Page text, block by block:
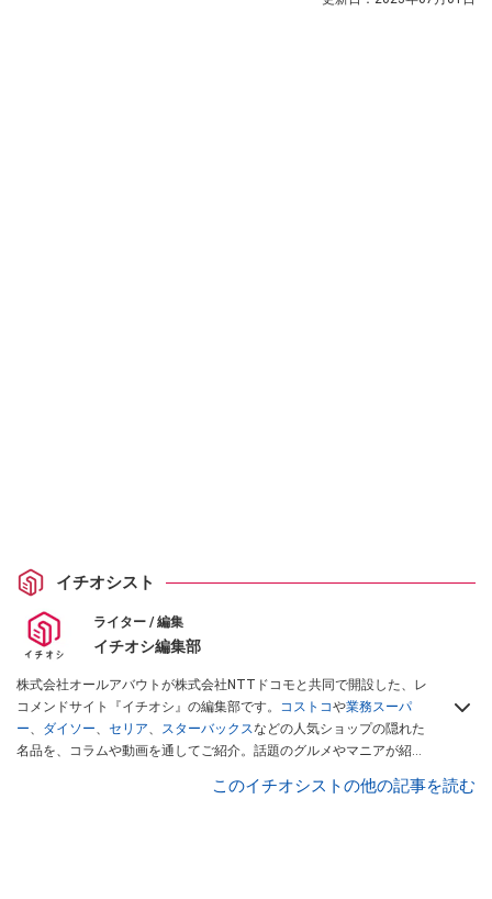
イチオシスト
ライター / 編集
イチオシ編集部
株式会社オールアバウトが株式会社NTTドコモと共同で開設した、レ
コメンドサイト『イチオシ』の編集部です。 コストコや業務スーパ
ー、 ダイソー、 セリア、 スターバックスなどの人気ショップの隠れた
名品を、コラムや動画を通してご紹介。話題のグルメやマニアが紹介
インフルエンサーが実際に使用してレビューしています。毎日トレン
このイチオシストの他の記事を読む